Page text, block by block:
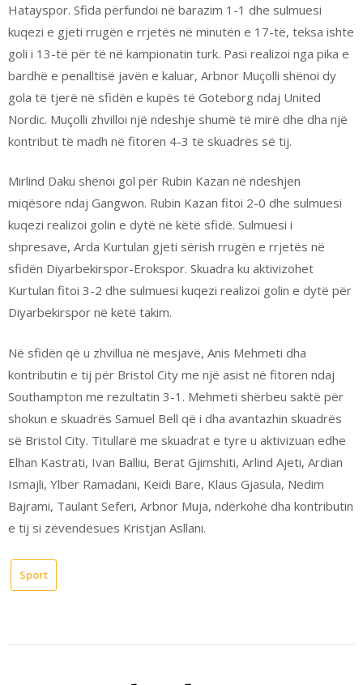
Hatayspor. Sfida përfundoi në barazim 1-1 dhe sulmuesi
kuqezi e gjeti rrugën e rrjetës në minutën e 17-të, teksa ishte
goli i 13-të për të në kampionatin turk. Pasi realizoi nga pika e
bardhë e penalltisë javën e kaluar, Arbnor Muçolli shënoi dy
gola të tjerë në sfidën e kupës të Goteborg ndaj United
Nordic. Muçolli zhvilloi një ndeshje shumë të mirë dhe dha një
kontribut të madh në fitoren 4-3 të skuadrës së tij.
Mirlind Daku shënoi gol për Rubin Kazan në ndeshjen
miqësore ndaj Gangwon. Rubin Kazan fitoi 2-0 dhe sulmuesi
kuqezi realizoi golin e dytë në këtë sfidë. Sulmuesi i
shpresave, Arda Kurtulan gjeti sërish rrugën e rrjetës në
sfidën Diyarbekirspor-Erokspor. Skuadra ku aktivizohet
Kurtulan fitoi 3-2 dhe sulmuesi kuqezi realizoi golin e dytë për
Diyarbekirspor në këtë takim.
Në sfidën që u zhvillua në mesjavë, Anis Mehmeti dha
kontributin e tij për Bristol City me një asist në fitoren ndaj
Southampton me rezultatin 3-1. Mehmeti shërbeu saktë për
shokun e skuadrës Samuel Bell që i dha avantazhin skuadrës
së Bristol City. Titullarë me skuadrat e tyre u aktivizuan edhe
Elhan Kastrati, Ivan Balliu, Berat Gjimshiti, Arlind Ajeti, Ardian
Ismajli, Ylber Ramadani, Keidi Bare, Klaus Gjasula, Nedim
Bajrami, Taulant Seferi, Arbnor Muja, ndërkohë dha kontributin
e tij si zëvendësues Kristjan Asllani.
Sport